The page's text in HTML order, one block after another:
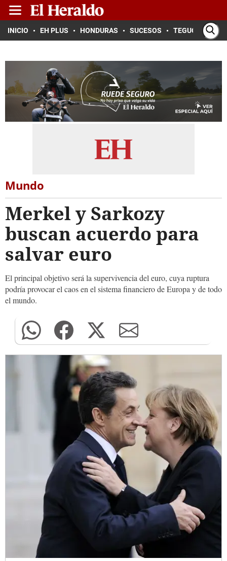
INICIO EH PLUS HONDURAS SUCESOS TEGUCIGALPA
Mundo
Merkel y Sarkozy
buscan acuerdo para
salvar euro
El principal objetivo será la supervivencia del euro, cuya ruptura
podría provocar el caos en el sistema financiero de Europa y de todo
el mundo.